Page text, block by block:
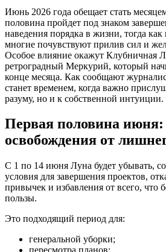
Июнь 2026 года обещает стать
половина пройдет под знаком
наведения порядка в жизни, тогда
многие почувствуют прилив сил и
Особое влияние окажут Клубничная
ретроградный Меркурий, который
конце месяца. Как сообщают
станет временем, когда важно
разуму, но и к собственной интуиции.
Первая половина
освобождения от
С 1 по 14 июня Луна будет убывать,
условия для завершения проектов,
привычек и избавления от всего, что
пользы.
Это подходящий период для:
генеральной уборки;